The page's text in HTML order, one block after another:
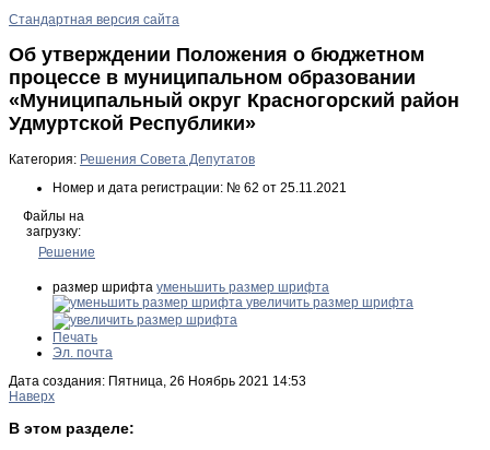
Стандартная версия сайта
Об утверждении Положения о бюджетном
процессе в муниципальном образовании
«Муниципальный округ Красногорский район
Удмуртской Республики»
Категория: Решения Совета Депутатов
Номер и дата регистрации: № 62 от 25.11.2021
Файлы на
загрузку:
Решение
размер шрифта уменьшить размер шрифта
увеличить размер шрифта
Печать
Эл. почта
Дата создания: Пятница, 26 Ноябрь 2021 14:53
Наверх
В этом разделе: